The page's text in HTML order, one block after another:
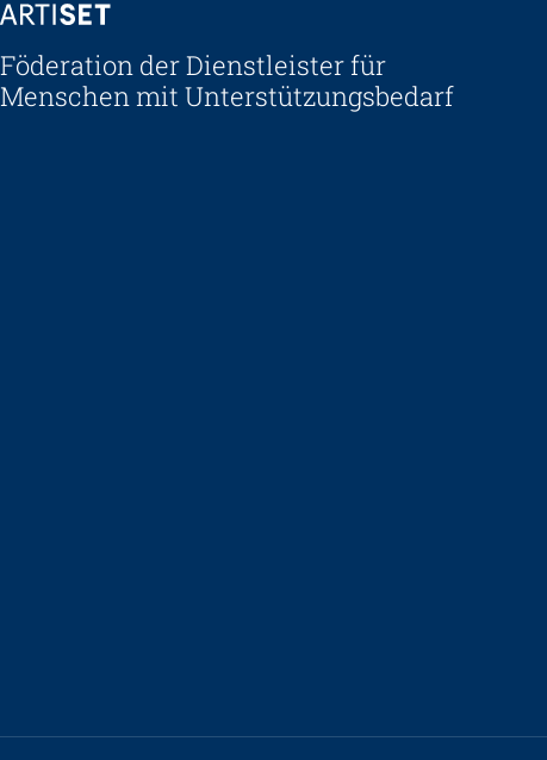
ARTISET
Föderation der Dienstleister für
Menschen mit Unterstützungsbedarf